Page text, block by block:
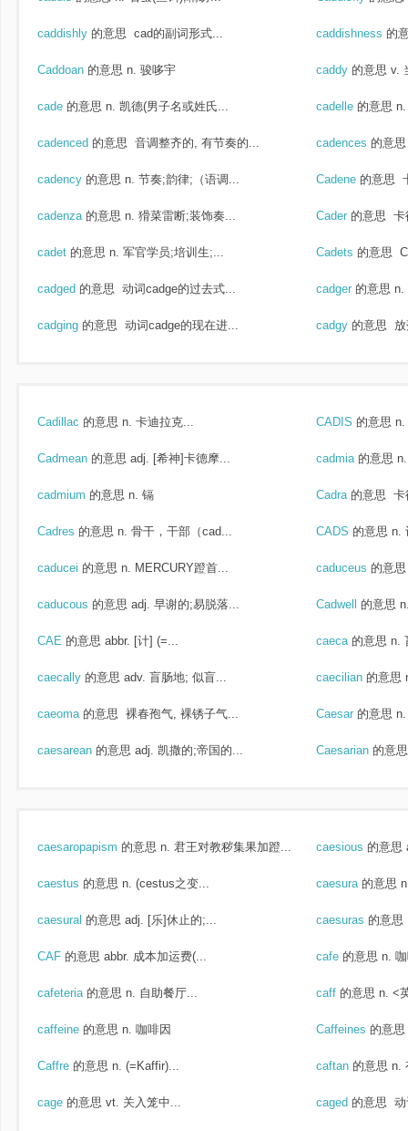
caddishly 的意思 cad的副词形式... caddishness 的
Caddoan 的意思 n. 骏哆宇 caddy 的意思 v.
cade 的意思 n. 凯德(男子名或姓氏... cadelle 的意思
cadenced 的意思 音调整齐的, 有节奏的... cadences 的意思
cadency 的意思 n. 节奏;韵律;（语调... Cadene 的意思
cadenza 的意思 n. 猾菜雷断;装饰奏... Cader 的意思 卡
cadet 的意思 n. 军官学员;培训生;... Cadets 的意思
cadged 的意思 动词cadge的过去式... cadger 的意思 n.
cadging 的意思 动词cadge的现在进... cadgy 的意思
Cadillac 的意思 n. 卡迪拉克... CADIS 的意思
Cadmean 的意思 adj. [希神]卡德摩... cadmia 的意思
cadmium 的意思 n. 镉 Cadra 的意思 卡
Cadres 的意思 n. 骨干，干部（cad... CADS 的意思 n.
caducei 的意思 n. MERCURY蹬首... caduceus 的意思
caducous 的意思 adj. 早谢的;易脱落... Cadwell 的意思
CAE 的意思 abbr. [计] (=... caeca 的意思 n.
caecally 的意思 adv. 盲肠地; 似盲... caecilian 的意思
caeoma 的意思 裸春孢气, 裸锈子气... Caesar 的意思
caesarean 的意思 adj. 凯撒的;帝国的... Caesarian 的意思
caesaropapism 的意思 n. 君王对教秽集果加蹬... caesious 的意思
caestus 的意思 n. (cestus之变... caesura 的意思
caesural 的意思 adj. [乐]休止的;... caesuras 的意思
CAF 的意思 abbr. 成本加运费(... cafe 的意思 n.
cafeteria 的意思 n. 自助餐厅... caff 的意思 n. <
caffeine 的意思 n. 咖啡因 Caffeines 的意思
Caffre 的意思 n. (=Kaffir)... caftan 的意思 n.
cage 的意思 vt. 关入笼中... caged 的意思